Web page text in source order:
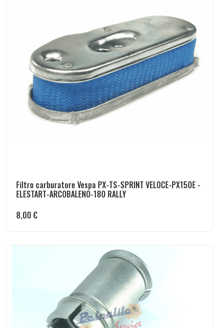
Filtro carburatore Vespa PX-TS-SPRINT VELOCE-PX150E -
ELESTART-ARCOBALENO-180 RALLY
8,00 €